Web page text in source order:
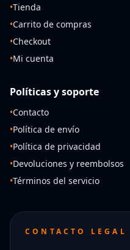
•Tienda
•Carrito de compras
•Checkout
•Mi cuenta
Políticas y soporte
•Contacto
•Política de envío
•Política de privacidad
•Devoluciones y reembolsos
•Términos del servicio
CONTACTO LEGAL